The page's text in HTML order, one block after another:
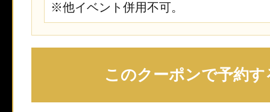
※他イベント併用不可。
このクーポンで予約す